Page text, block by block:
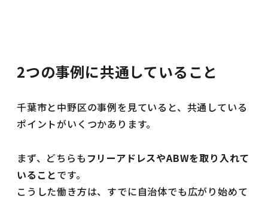
2つの事例に共通していること
千葉市と中野区の事例を見ていると、共通している
ポイントがいくつかあります。
まず、どちらも フリーアドレスやABWを取り入れて
いることです。
こうした働き方は、すでに自治体でも広がり始めて